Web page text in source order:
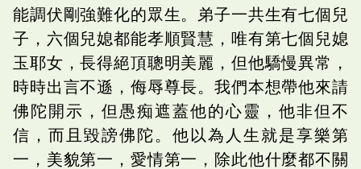
能調伏剛強難化的眾生。弟子一共生有七個兒
子，六個兒媳都能孝順賢慧，唯有第七個兒媳
玉耶女，長得絕頂聰明美麗，但他驕慢異常，
時時出言不遜，侮辱尊長。我們本想帶他來請
佛陀開示，但愚痴遮蓋他的心靈，他非但不
信，而且毀謗佛陀。他以為人生就是享樂第
一，美貌第一，愛情第一，除此他什麼都不關